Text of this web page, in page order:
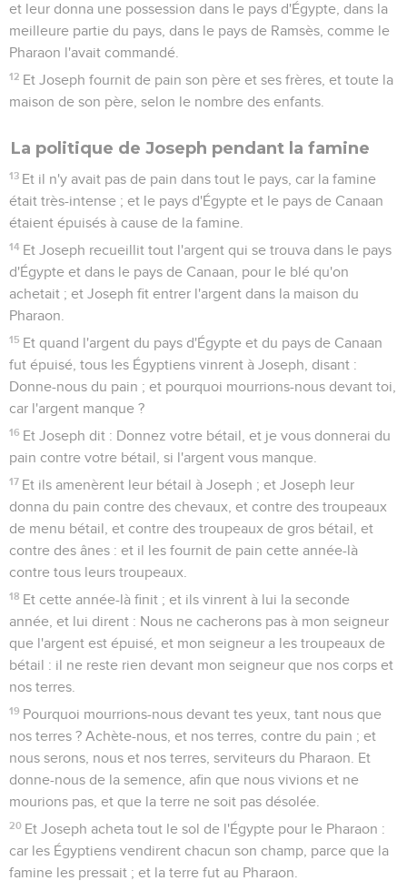
et leur donna une possession dans le pays d'Égypte, dans la
meilleure partie du pays, dans le pays de Ramsès, comme le
Pharaon l'avait commandé.
12 Et Joseph fournit de pain son père et ses frères, et toute la
maison de son père, selon le nombre des enfants.
La politique de Joseph pendant la famine
13 Et il n'y avait pas de pain dans tout le pays, car la famine
était très-intense ; et le pays d'Égypte et le pays de Canaan
étaient épuisés à cause de la famine.
14 Et Joseph recueillit tout l'argent qui se trouva dans le pays
d'Égypte et dans le pays de Canaan, pour le blé qu'on
achetait ; et Joseph fit entrer l'argent dans la maison du
Pharaon.
15 Et quand l'argent du pays d'Égypte et du pays de Canaan
fut épuisé, tous les Égyptiens vinrent à Joseph, disant :
Donne-nous du pain ; et pourquoi mourrions-nous devant toi,
car l'argent manque ?
16 Et Joseph dit : Donnez votre bétail, et je vous donnerai du
pain contre votre bétail, si l'argent vous manque.
17 Et ils amenèrent leur bétail à Joseph ; et Joseph leur
donna du pain contre des chevaux, et contre des troupeaux
de menu bétail, et contre des troupeaux de gros bétail, et
contre des ânes : et il les fournit de pain cette année-là
contre tous leurs troupeaux.
18 Et cette année-là finit ; et ils vinrent à lui la seconde
année, et lui dirent : Nous ne cacherons pas à mon seigneur
que l'argent est épuisé, et mon seigneur a les troupeaux de
bétail : il ne reste rien devant mon seigneur que nos corps et
nos terres.
19 Pourquoi mourrions-nous devant tes yeux, tant nous que
nos terres ? Achète-nous, et nos terres, contre du pain ; et
nous serons, nous et nos terres, serviteurs du Pharaon. Et
donne-nous de la semence, afin que nous vivions et ne
mourions pas, et que la terre ne soit pas désolée.
20 Et Joseph acheta tout le sol de l'Égypte pour le Pharaon :
car les Égyptiens vendirent chacun son champ, parce que la
famine les pressait ; et la terre fut au Pharaon.